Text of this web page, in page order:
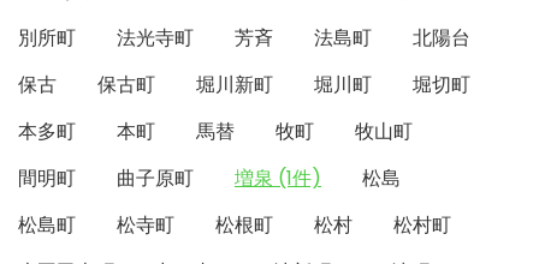
別所町
法光寺町 芳斉 法島町
北陽台
保古
保古町 堀川新町 堀川町
堀切町
本多町
本町 馬替 牧町
牧山町
間明町
曲子原町 増泉 (1件)
松島
松島町
松寺町 松根町 松村
松村町